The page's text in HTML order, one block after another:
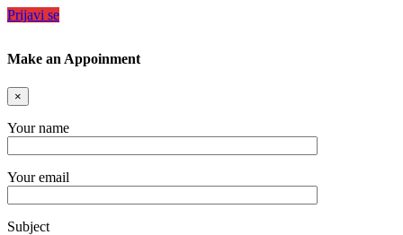
Prijavi se
Make an Appoinment
×
Your name
Your email
Subject